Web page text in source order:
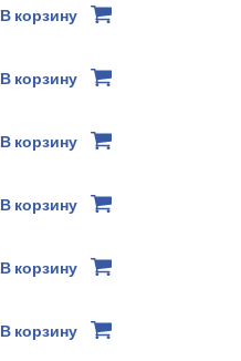
В корзину
В корзину
В корзину
В корзину
В корзину
В корзину